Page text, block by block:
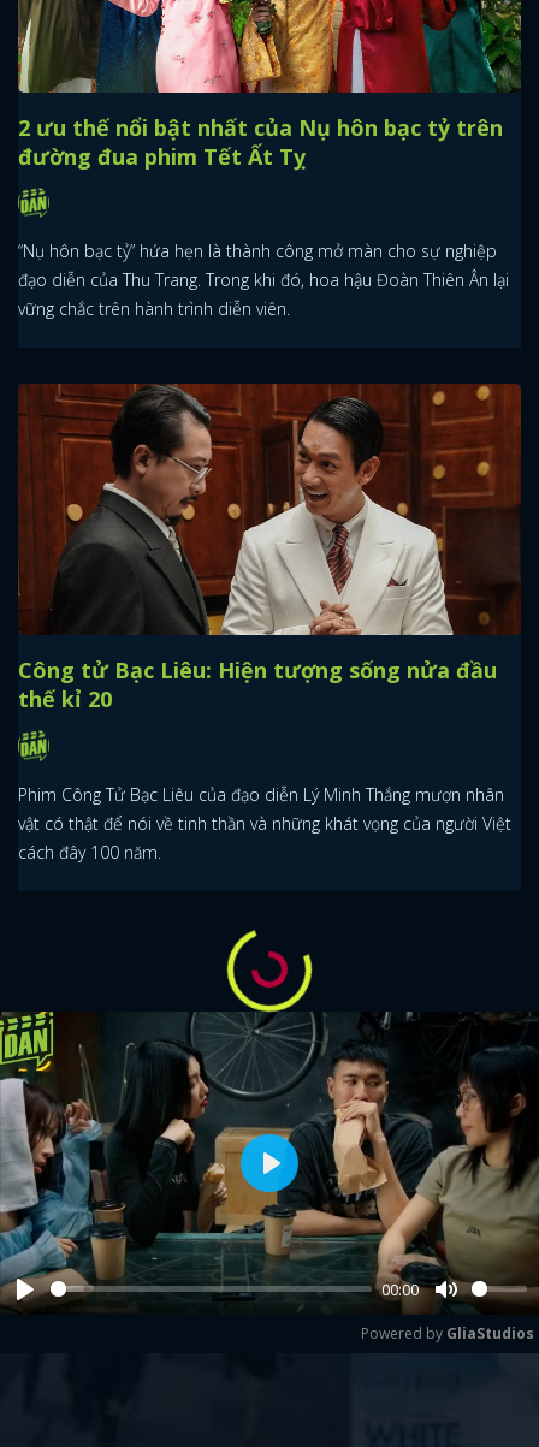
2 ưu thế nổi bật nhất của Nụ hôn bạc tỷ trên
đường đua phim Tết Ất Tỵ
“Nụ hôn bạc tỷ” hứa hẹn là thành công mở màn cho sự nghiệp
đạo diễn của Thu Trang. Trong khi đó, hoa hậu Đoàn Thiên Ân lại
vững chắc trên hành trình diễn viên.
Công tử Bạc Liêu: Hiện tượng sống nửa đầu
thế kỉ 20
Phim Công Tử Bạc Liêu của đạo diễn Lý Minh Thắng mượn nhân
vật có thật để nói về tinh thần và những khát vọng của người Việt
cách đây 100 năm.
Play
00:00
Mute
Play
Powered by GliaStudios